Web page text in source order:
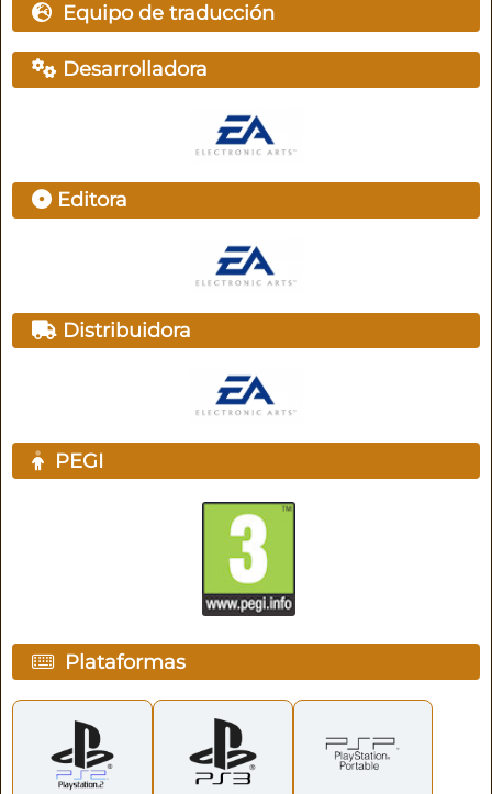
Equipo de traducción
Desarrolladora
Editora
Distribuidora
PEGI
Plataformas